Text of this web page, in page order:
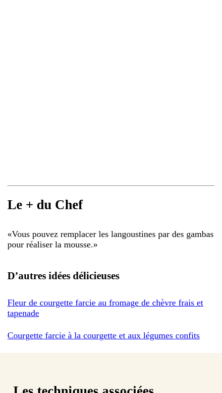
Le + du Chef
«Vous pouvez remplacer les langoustines par des gambas
pour réaliser la mousse.»
D’autres idées délicieuses
Fleur de courgette farcie au fromage de chèvre frais et
tapenade
Courgette farcie à la courgette et aux légumes confits